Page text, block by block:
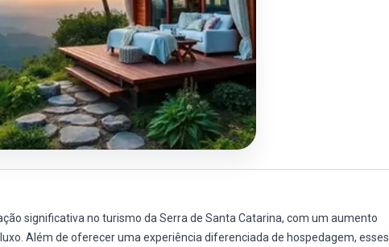
significativa no turismo da Serra de Santa Catarina, com um aumento
Além de oferecer uma experiência diferenciada de hospedagem, esses